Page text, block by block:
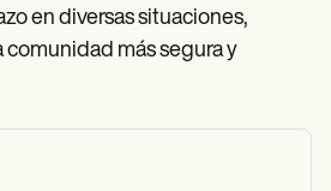
en diversas situaciones,
más segura y